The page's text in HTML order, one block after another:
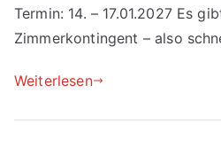
Termin: 14. – 17.01.2027 Es
Zimmerkontingent – also
Weiterlesen